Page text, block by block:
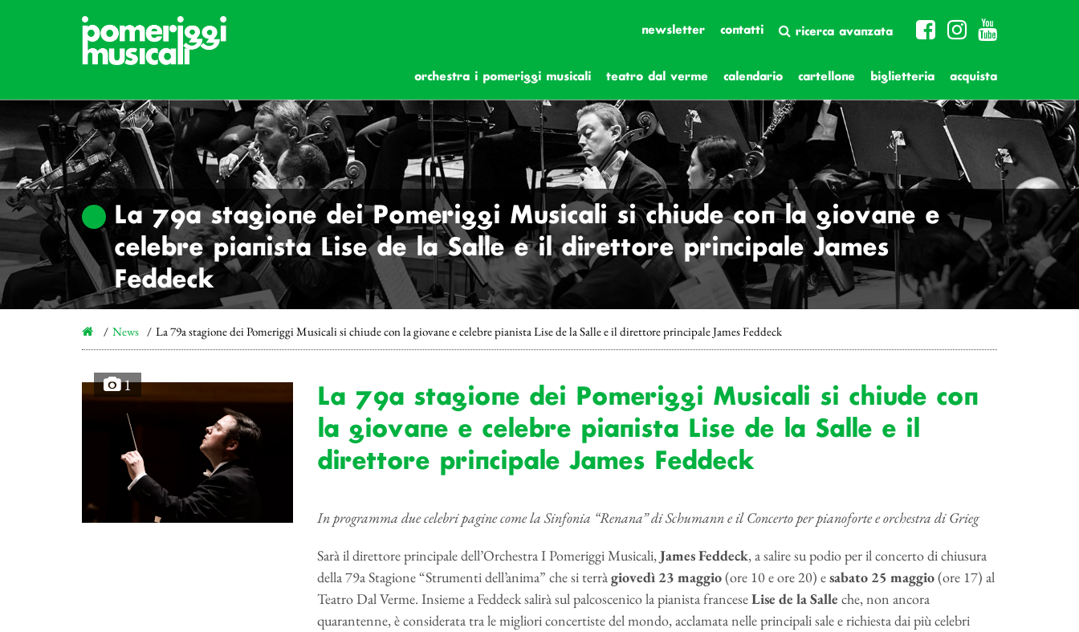
newsletter contatti ricerca avanzata
orchestra i pomeriggi musicali teatro dal verme calendario cartellone biglietteria acquista
La 79a stagione dei Pomeriggi Musicali si chiude con la giovane e
celebre pianista Lise de la Salle e il direttore principale James
Feddeck
News La 79a stagione dei Pomeriggi Musicali si chiude con la giovane e celebre pianista Lise de la Salle e il direttore principale James Feddeck
1
La 79a stagione dei Pomeriggi Musicali si chiude con
la giovane e celebre pianista Lise de la Salle e il
direttore principale James Feddeck
In programma due celebri pagine come la Sinfonia “Renana” di Schumann e il Concerto per pianoforte e orchestra di Grieg
Sarà il direttore principale dell’Orchestra I Pomeriggi Musicali,James Feddeck, a salire su podio per il concerto di chiusura
della 79a Stagione “Strumenti dell’anima” che si terràgiovedì 23 maggio(ore 10 e ore 20) esabato 25 maggio(ore 17) al
Teatro Dal Verme. Insieme a Feddeck salirà sul palcoscenico la pianista franceseLise de la Salle che, non ancora
quarantenne, è considerata tra le migliori concertiste del mondo, acclamata nelle principali sale e richiesta dai più celebri